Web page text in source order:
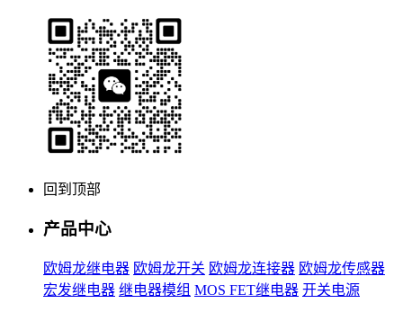
回到顶部
产品中心
欧姆龙继电器 欧姆龙开关 欧姆龙连接器 欧姆龙传感器
宏发继电器 继电器模组 MOS FET继电器 开关电源